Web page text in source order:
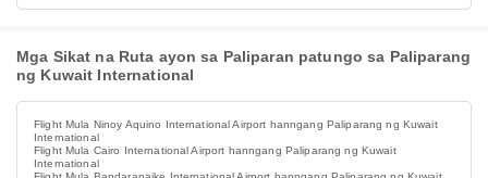
Mga Sikat na Ruta ayon sa Paliparan patungo sa Paliparang
ng Kuwait International
Flight Mula Ninoy Aquino International Airport hanngang Paliparang ng Kuwait
International
Flight Mula Cairo International Airport hanngang Paliparang ng Kuwait
International